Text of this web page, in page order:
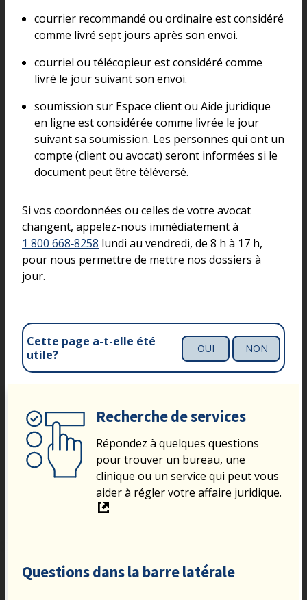
courrier recommandé ou ordinaire est considéré
comme livré sept jours après son envoi.
courriel ou télécopieur est considéré comme
livré le jour suivant son envoi.
soumission sur Espace client ou Aide juridique
en ligne est considérée comme livrée le jour
suivant sa soumission. Les personnes qui ont un
compte (client ou avocat) seront informées si le
document peut être téléversé.
Si vos coordonnées ou celles de votre avocat
changent, appelez-nous immédiatement à
1 800 668‑8258 lundi au vendredi, de 8 h à 17 h,
pour nous permettre de mettre nos dossiers à
jour.
Cette page a-t-elle été
utile?
OUI NON
Recherche de services
Répondez à quelques questions
pour trouver un bureau, une
clinique ou un service qui peut vous
aider à régler votre affaire juridique.
Questions dans la barre latérale